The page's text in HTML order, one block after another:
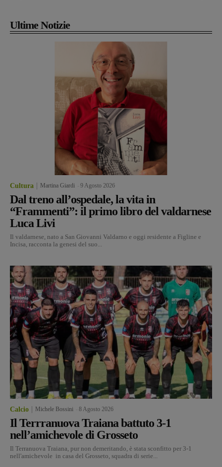
Ultime Notizie
Cultura Martina Giardi 9 Agosto 2026
Dal treno all’ospedale, la vita in
“Frammenti”: il primo libro del valdarnese
Luca Livi
Il valdarnese, nato a San Giovanni Valdarno e oggi residente a Figline e
Incisa, racconta la genesi del suo...
Calcio Michele Bossini 8 Agosto 2026
Il Terrranuova Traiana battuto 3-1
nell’amichevole di Grosseto
Il Terranuova Traiana, pur non demeritando, è stata sconfitto per 3-1
nell'amichevole in casa del Grosseto, squadra di serie...